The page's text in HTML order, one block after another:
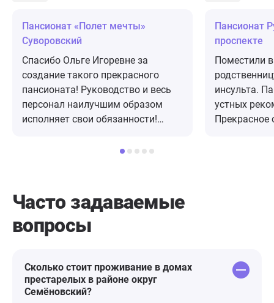
Пансионат «Полет мечты»
Суворовский
Спасибо Ольге Игоревне за
создание такого прекрасного
пансионата! Руководство и весь
персонал наилучшим образом
исполняет свои обязанности!
Пансионат
проспекте
Поместили
инсульта.
устных
Прекрасное
даровал
пансионате
Часто задаваемые
вопросы
Сколько стоит проживание в домах
престарелых в районе округ
Семёновский?